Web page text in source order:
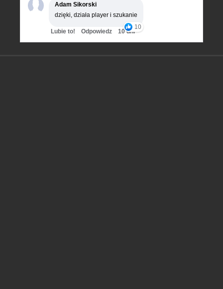
Adam Sikorski
dzięki, działa player i szukanie
10
Lubie to! Odpowiedz 10 dni